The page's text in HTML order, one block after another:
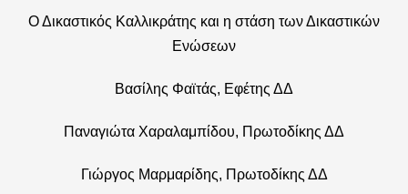
Ο Δικαστικός Καλλικράτης και η στάση των Δικαστικών
Ενώσεων
Βασίλης Φαϊτάς, Εφέτης ΔΔ
Παναγιώτα Χαραλαμπίδου, Πρωτοδίκης ΔΔ
Γιώργος Μαρμαρίδης, Πρωτοδίκης ΔΔ